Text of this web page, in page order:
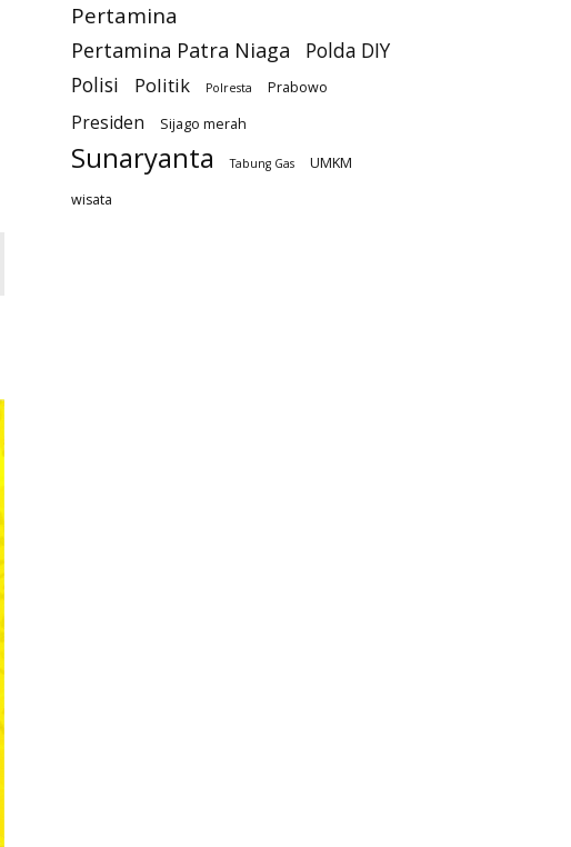
Pertamina
Pertamina Patra Niaga
Polda DIY
Polisi
Politik Polresta Prabowo
Presiden Sijago merah
Sunaryanta Tabung Gas
UMKM
wisata